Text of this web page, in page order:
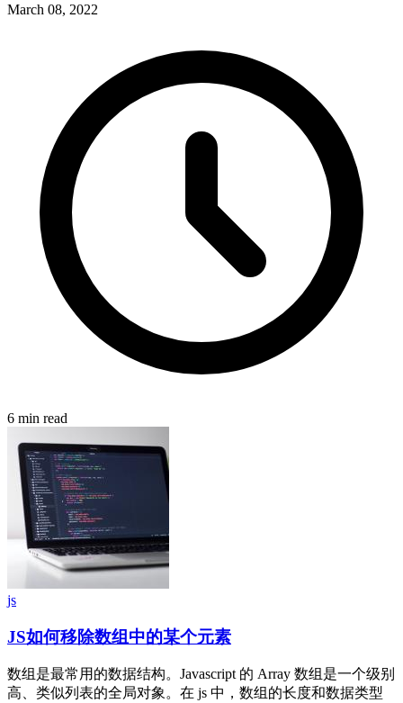
March 08, 2022
6 min read
js
JS如何移除数组中的某个元素
数组是最常用的数据结构。Javascript 的 Array 数组是一个级别
高、类似列表的全局对象。在 js 中，数组的长度和数据类型